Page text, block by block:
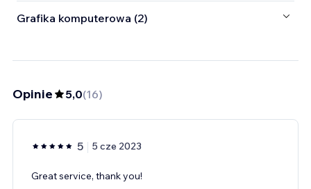
Grafika komputerowa (2)
Opinie 5,0(16)
5 5 cze 2023
Great service, thank you!